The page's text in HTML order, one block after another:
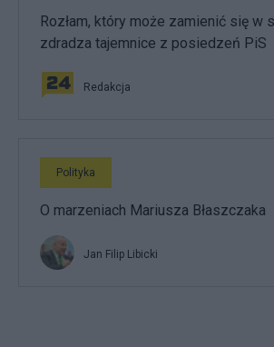
Rozłam, który może zamienić się w
zdradza tajemnice z posiedzeń PiS
Redakcja
Polityka
O marzeniach Mariusza Błaszczaka
Jan Filip Libicki